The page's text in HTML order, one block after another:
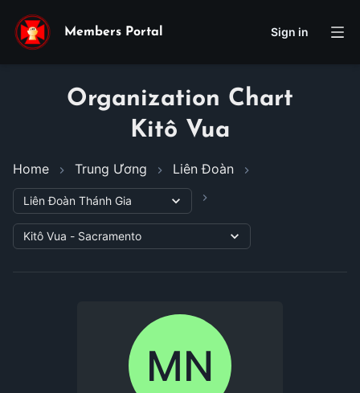
Members Portal Sign in
Organization Chart
Kitô Vua
Home Trung Ương Liên Đoàn
MN